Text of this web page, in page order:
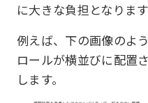
に大きな負担となります
例えば、下の画像のよ
ロールが横並びに配置
します。